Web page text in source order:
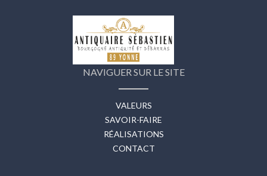
NAVIGUER SUR LE SITE
VALEURS
SAVOIR-FAIRE
RÉALISATIONS
CONTACT